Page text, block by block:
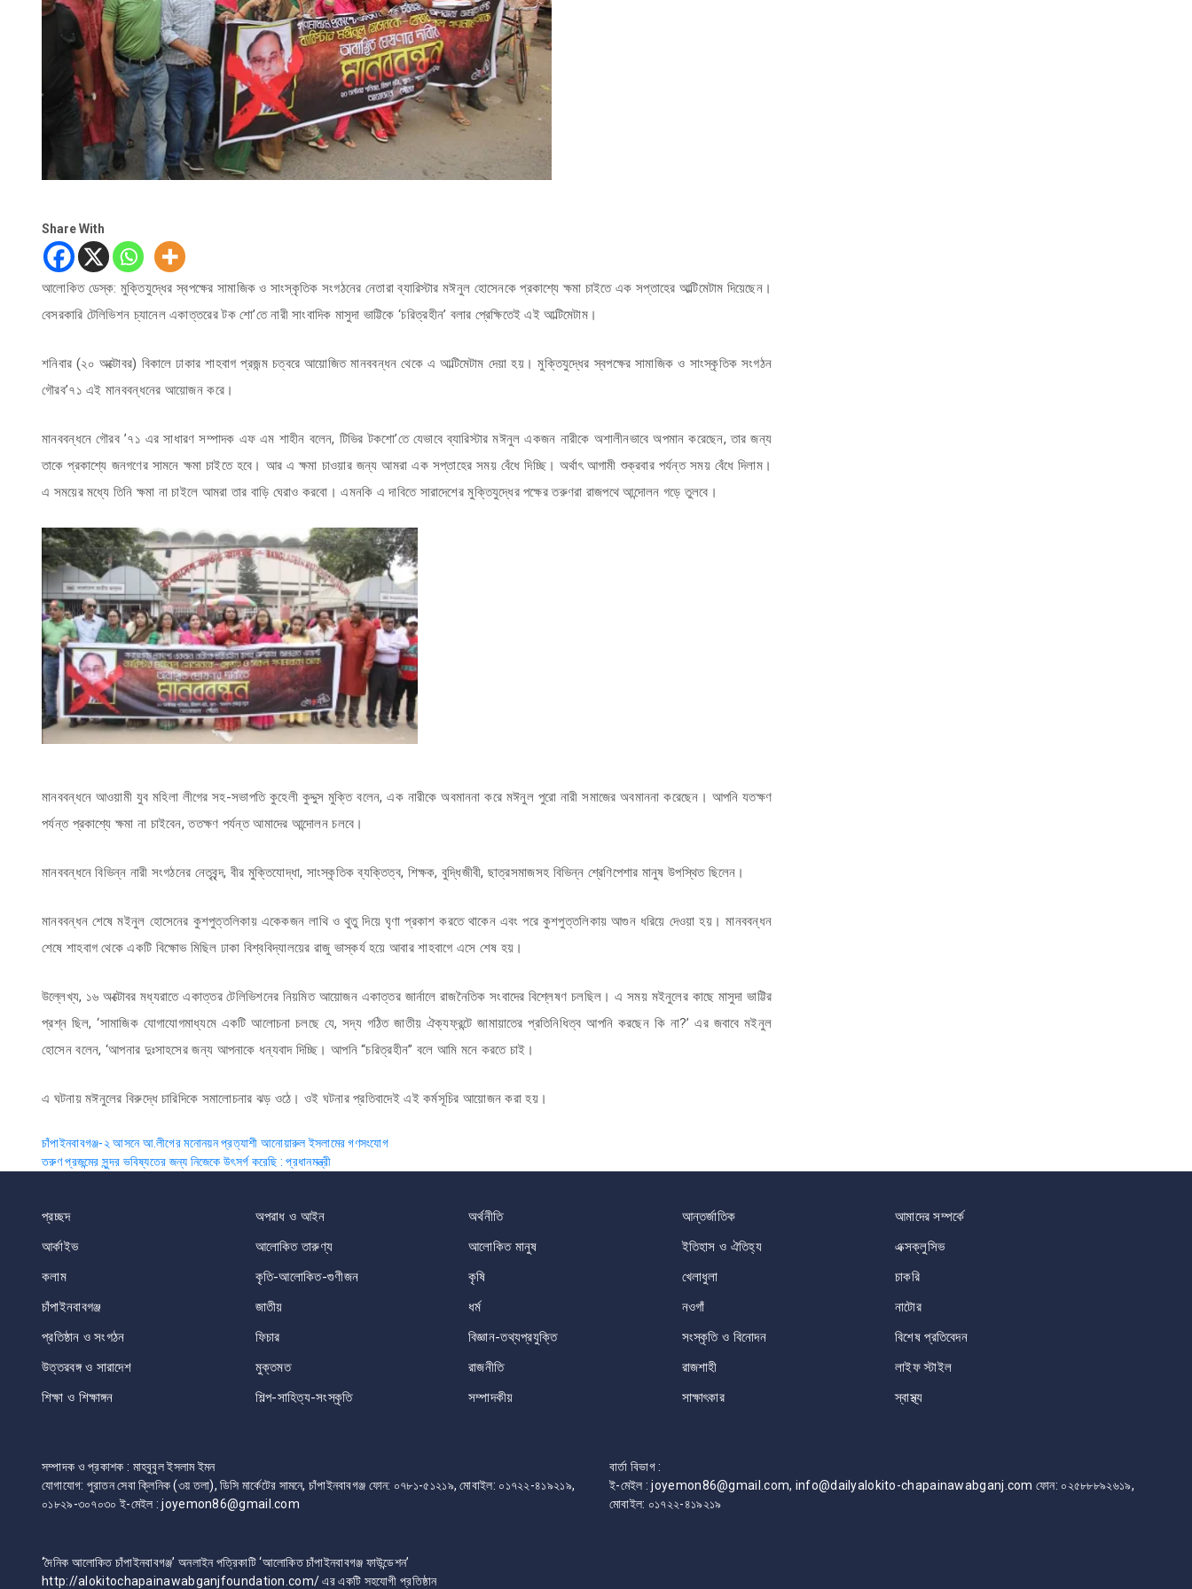
Share With
আলোকিত ডেস্ক: মুক্তিযুদ্ধের স্বপক্ষের সামাজিক ও সাংস্কৃতিক সংগঠনের নেতারা ব্যারিস্টার মঈনুল হোসেনকে প্রকাশ্যে ক্ষমা চাইতে এক সপ্তাহের আল্টিমেটাম দিয়েছেন।
বেসরকারি টেলিভিশন চ্যানেল একাত্তরের টক শো’তে নারী সাংবাদিক মাসুদা ভাট্টিকে ‘চরিত্রহীন’ বলার প্রেক্ষিতেই এই আল্টিমেটাম।
শনিবার (২০ অক্টোবর) বিকালে ঢাকার শাহবাগ প্রজন্ম চত্বরে আয়োজিত মানববন্ধন থেকে এ আল্টিমেটাম দেয়া হয়। মুক্তিযুদ্ধের স্বপক্ষের সামাজিক ও সাংস্কৃতিক সংগঠন
গৌরব’৭১ এই মানববন্ধনের আয়োজন করে।
মানববন্ধনে গৌরব ’৭১ এর সাধারণ সম্পাদক এফ এম শাহীন বলেন, টিভির টকশো’তে যেভাবে ব্যারিস্টার মঈনুল একজন নারীকে অশালীনভাবে অপমান করেছেন, তার জন্য
তাকে প্রকাশ্যে জনগণের সামনে ক্ষমা চাইতে হবে। আর এ ক্ষমা চাওয়ার জন্য আমরা এক সপ্তাহের সময় বেঁধে দিচ্ছি। অর্থাৎ আগামী শুক্রবার পর্যন্ত সময় বেঁধে দিলাম।
এ সময়ের মধ্যে তিনি ক্ষমা না চাইলে আমরা তার বাড়ি ঘেরাও করবো। এমনকি এ দাবিতে সারাদেশের মুক্তিযুদ্ধের পক্ষের তরুণরা রাজপথে আন্দোলন গড়ে তুলবে।
মানববন্ধনে আওয়ামী যুব মহিলা লীগের সহ-সভাপতি কুহেলী কুদ্দুস মুক্তি বলেন, এক নারীকে অবমাননা করে মঈনুল পুরো নারী সমাজের অবমাননা করেছেন। আপনি যতক্ষণ
পর্যন্ত প্রকাশ্যে ক্ষমা না চাইবেন, ততক্ষণ পর্যন্ত আমাদের আন্দোলন চলবে।
মানববন্ধনে বিভিন্ন নারী সংগঠনের নেতৃবৃন্দ, বীর মুক্তিযোদ্ধা, সাংস্কৃতিক ব্যক্তিত্ব, শিক্ষক, বুদ্ধিজীবী, ছাত্রসমাজসহ বিভিন্ন শ্রেণিপেশার মানুষ উপস্থিত ছিলেন।
মানববন্ধন শেষে মইনুল হোসেনের কুশপুত্তলিকায় একেকজন লাথি ও থুতু দিয়ে ঘৃণা প্রকাশ করতে থাকেন এবং পরে কুশপুত্তলিকায় আগুন ধরিয়ে দেওয়া হয়। মানববন্ধন
শেষে শাহবাগ থেকে একটি বিক্ষোভ মিছিল ঢাকা বিশ্ববিদ্যালয়ের রাজু ভাস্কর্য হয়ে আবার শাহবাগে এসে শেষ হয়।
উল্লেখ্য, ১৬ অক্টোবর মধ্যরাতে একাত্তর টেলিভিশনের নিয়মিত আয়োজন একাত্তর জার্নালে রাজনৈতিক সংবাদের বিশ্লেষণ চলছিল। এ সময় মইনুলের কাছে মাসুদা ভাট্টির
প্রশ্ন ছিল, ‘সামাজিক যোগাযোগমাধ্যমে একটি আলোচনা চলছে যে, সদ্য গঠিত জাতীয় ঐক্যফ্রন্টে জামায়াতের প্রতিনিধিত্ব আপনি করছেন কি না?’ এর জবাবে মইনুল
হোসেন বলেন, ‘আপনার দুঃসাহসের জন্য আপনাকে ধন্যবাদ দিচ্ছি। আপনি “চরিত্রহীন” বলে আমি মনে করতে চাই।
এ ঘটনায় মঈনুলের বিরুদ্ধে চারিদিকে সমালোচনার ঝড় ওঠে। ওই ঘটনার প্রতিবাদেই এই কর্মসূচির আয়োজন করা হয়।
Post
navigation
চাঁপাইনবাবগঞ্জ-২ আসনে আ.লীগের মনোনয়ন প্রত্যাশী আনোয়ারুল ইসলামের গণসংযোগ
তরুণ প্রজন্মের সুন্দর ভবিষ্যতের জন্য নিজেকে উৎসর্গ করেছি : প্রধানমন্ত্রী
প্রচ্ছদ অপরাধ ও আইন অর্থনীতি আন্তর্জাতিক
আমাদের সম্পর্কে
আর্কাইভ
আলোকিত তারুণ্য আলোকিত মানুষ ইতিহাস ও ঐতিহ্য
এক্সক্লুসিভ
কলাম
কৃতি-আলোকিত-গুণীজন কৃষি খেলাধুলা
চাকরি
চাঁপাইনবাবগঞ্জ
জাতীয় ধর্ম নওগাঁ
নাটোর
প্রতিষ্ঠান ও সংগঠন
ফিচার বিজ্ঞান-তথ্যপ্রযুক্তি সংস্কৃতি ও বিনোদন
বিশেষ প্রতিবেদন
উত্তরবঙ্গ ও সারাদেশ
মুক্তমত রাজনীতি রাজশাহী
লাইফ স্টাইল
শিক্ষা ও শিক্ষাঙ্গন
শিল্প-সাহিত্য-সংস্কৃতি সম্পাদকীয় সাক্ষাৎকার স্বাস্থ্য
সম্পাদক ও প্রকাশক : মাহবুবুল ইসলাম ইমন
যোগাযোগ: পুরাতন সেবা ক্লিনিক (৩য় তলা), ডিসি মার্কেটের সামনে, চাঁপাইনবাবগঞ্জ ফোন: ০৭৮১-৫১২১৯, মোবাইল: ০১৭২২-৪১৯২১৯,
০১৮২৯-৩০৭০৩০ ই-মেইল : joyemon86@gmail.com
‘দৈনিক আলোকিত চাঁপাইনবাবগঞ্জ’ অনলাইন পত্রিকাটি ‘আলোকিত চাঁপাইনবাবগঞ্জ ফাউন্ডেশন’
http://alokitochapainawabganjfoundation.com/ এর একটি সহযোগী প্রতিষ্ঠান
বার্তা বিভাগ :
ই-মেইল : joyemon86@gmail.com, info@dailyalokito-chapainawabganj.com ফোন: ০২৫৮৮৮৯২৬১৯,
মোবাইল: ০১৭২২-৪১৯২১৯